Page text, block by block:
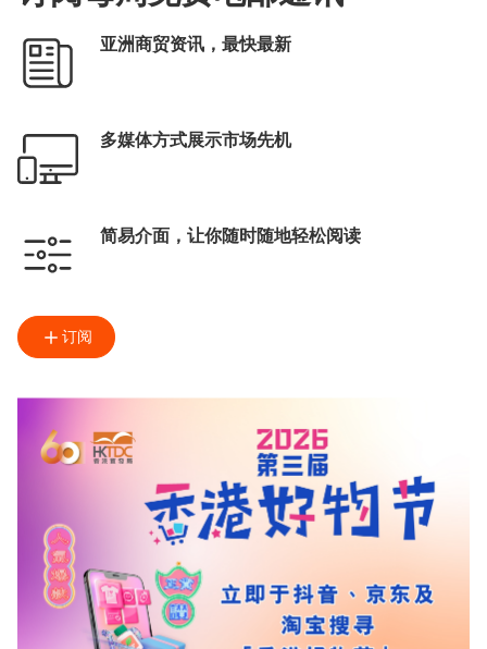
亚洲商贸资讯，最快最新
多媒体方式展示市场先机
简易介面，让你随时随地轻松阅读
订阅